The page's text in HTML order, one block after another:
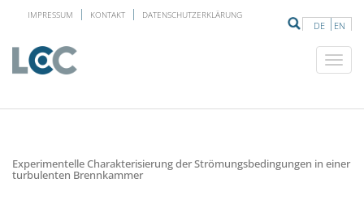
DE EN
IMPRESSUM KONTAKT DATENSCHUTZERKLÄRUNG
Experimentelle Charakterisierung der Strömungsbedingungen in einer
turbulenten Brennkammer